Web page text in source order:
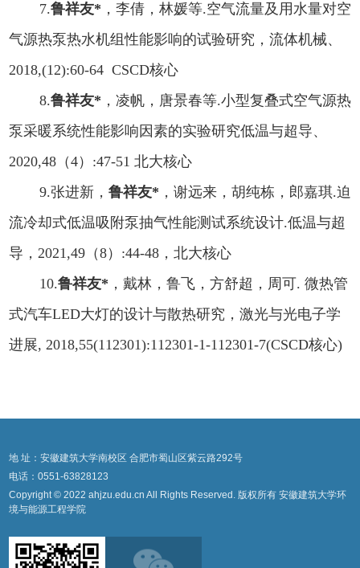
7.鲁祥友* ，李倩，林媛等.空气流量及用水量对空
气源热泵热水机组性能影响的试验研究，流体机械、
2018,(12):60-64 CSCD核心
8.鲁祥友* ，凌帆，唐景春等.小型复叠式空气源热
泵采暖系统性能影响因素的实验研究低温与超导、
2020,48 （4） :47-51北大核心
9.张进新， 鲁祥友* ，谢远来，胡纯栋，郎嘉琪.迫
流冷却式低温吸附泵抽气性能测试系统设计.低温与超
导，2021,49 （8） :44-48 ，北大核心
10.鲁祥友* ，戴林，鲁飞，方舒超，周可. 微热管
式汽车LED大灯的设计与散热研究，激光与光电子学
进展, 2018,55(112301):112301-1-112301-7(CSCD核心)
地 址：安徽建筑大学南校区 合肥市蜀山区紫云路292号
电话：0551-63828123
Copyright © 2022 ahjzu.edu.cn All Rights Reserved. 版权所有 安徽建筑大学环
境与能源工程学院